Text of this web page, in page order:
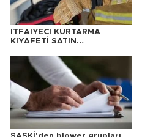
İTFAİYECİ KURTARMA
KIYAFETİ SATIN